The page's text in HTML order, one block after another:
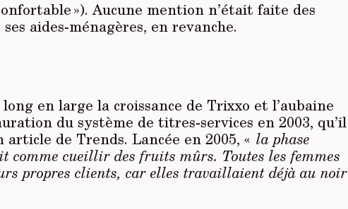
»). Aucune mention n’était faite des
aides-ménagères, en revanche.
en large la croissance de Trixxo et l’aubaine
du système de titres-services en 2003, qu’il
de Trends. Lancée en 2005, « la phase
comme cueillir des fruits mûrs. Toutes les femmes
propres clients, car elles travaillaient déjà au noir